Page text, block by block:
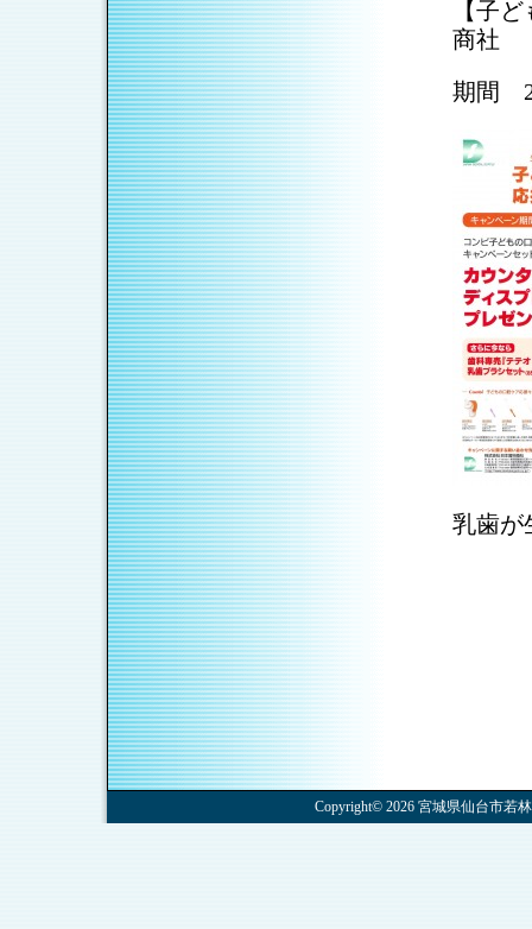
【子
商社
期間
乳歯が
Copyright© 2026 宮城県仙台市若